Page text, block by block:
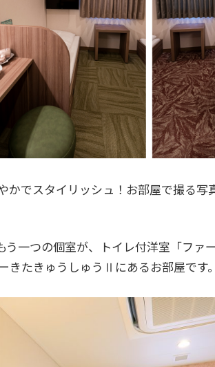
かでスタイリッシュ！お部屋で撮る写
一つの個室が、トイレ付洋室「ファ
きたきゅうしゅうⅡにあるお部屋です